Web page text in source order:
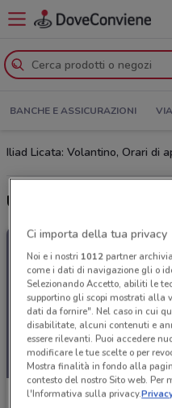
BANCHE E ASSICURAZIONI
Iliad Licata: Volantino, Orari di
Ultime offerte del
Iliad
Ci importa della tua privacy
Noi e i nostri 1012partner
come i dati di navigazione gli o
Selezionando Accetto, abiliti le
supportino gli scopi mostrati alla
dati da fornire". Nel caso in cui
disabilitate, alcuni contenuti e
essere rilevanti. Puoi accedere
modificare le tue scelte o per
Mostra finalità in fondo alla
contesto del nostro Sito web.
l'Informativa sulla privacy.